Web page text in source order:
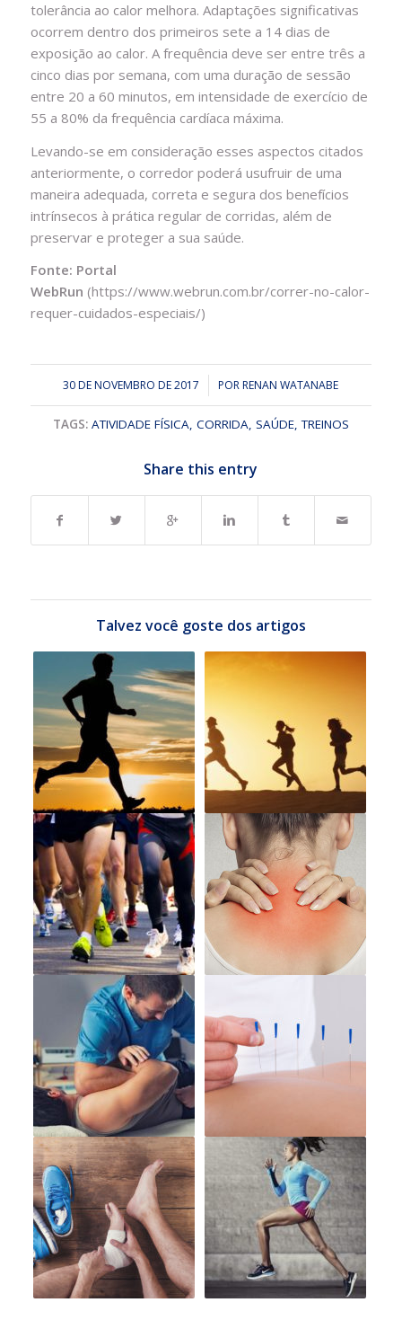
tolerância ao calor melhora. Adaptações significativas
ocorrem dentro dos primeiros sete a 14 dias de
exposição ao calor. A frequência deve ser entre três a
cinco dias por semana, com uma duração de sessão
entre 20 a 60 minutos, em intensidade de exercício de
55 a 80% da frequência cardíaca máxima.
Levando-se em consideração esses aspectos citados
anteriormente, o corredor poderá usufruir de uma
maneira adequada, correta e segura dos benefícios
intrínsecos à prática regular de corridas, além de
preservar e proteger a sua saúde.
Fonte: Portal
WebRun (https://www.webrun.com.br/correr-no-calor-
requer-cuidados-especiais/)
30 DE NOVEMBRO DE 2017
/ PORRENAN WATANABE
TAGS: ATIVIDADE FÍSICA, CORRIDA, SAÚDE,TREINOS
Share this entry
Talvez você goste dos artigos